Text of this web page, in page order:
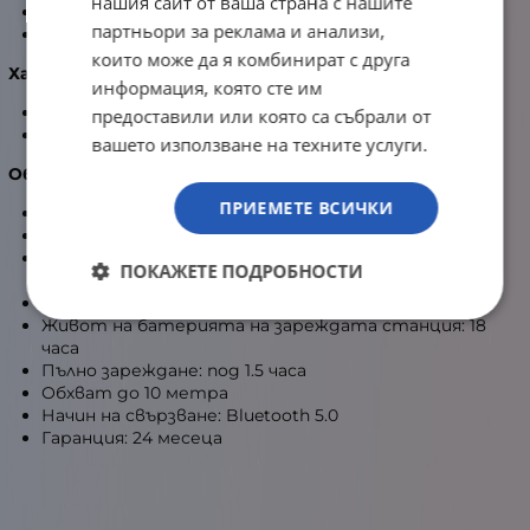
Чувствителност: 99 dB @ -10 dBFS
Съпротивление: 16Ω
Характеристики микрофон:
Ненасочен микрофон
Общи характеристики:
Могат да се използват за телефон
Многофункционален тъч контрол
Тегло: 9 грама (слушалки) и 47 грама (станция/
кутия)
Живот на батерията на зареждата станция: 18
часа
Пълно зареждане: под 1.5 часа
Обхват до 10 метра
Начин на свързване: Bluetooth 5.0
Гаранция: 24 месеца
партньори за реклама и анализи,
които може да я комбинират с друга
информация, която сте им
предоставили или която са събрали от
вашето използване на техните услуги.
ПРИЕМЕТЕ ВСИЧКИ
ПОКАЖЕТЕ ПОДРОБНОСТИ